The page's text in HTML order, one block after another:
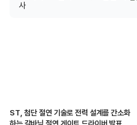
사
ST, 첨단 절연 기술로 전력 설계를 간소화